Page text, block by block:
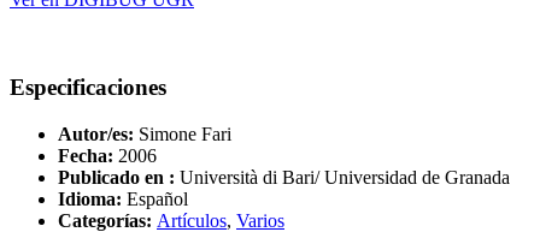
Especificaciones
Autor/es: Simone Fari
Fecha: 2006
Publicado en : Università di Bari/ Universidad de Granada
Idioma: Español
Categorías: Artículos, Varios